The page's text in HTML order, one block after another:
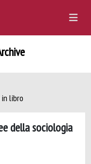
libro
della sociologia